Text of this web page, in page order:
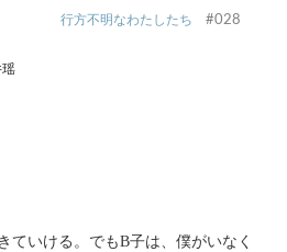
行方不明なわたしたち #028
瑶
ていける。でもB子は、僕がいなく